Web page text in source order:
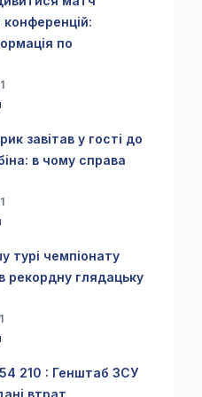
конференцій:
по
завітав у гості до
в чому справа
турі чемпіонату
рекордну глядацьку
210 : Генштаб ЗСУ
втрат